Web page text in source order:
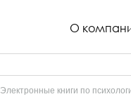
О
Электронные книги по